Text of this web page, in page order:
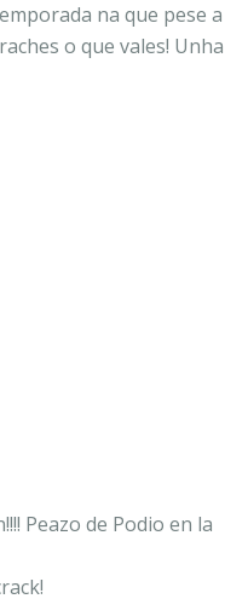
na que pese a
o que vales! Unha
Peazo de Podio en la